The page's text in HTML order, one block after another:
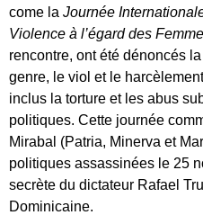
come la Journée
Violence à l’égard des
rencontre, ont été dénoncés
genre, le viol et le
inclus la torture et les abus
politiques. Cette journée
Mirabal (Patria, Minerva et
politiques assassinées le 25
secrète du dictateur Rafael
Dominicaine.